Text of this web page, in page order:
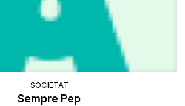
SOCIETAT
Sempre Pep